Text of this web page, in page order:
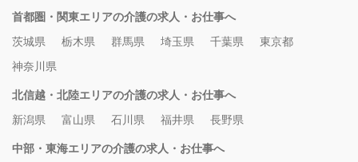
首都圏・関東エリアの介護の求人・お仕事へ
茨城県
栃木県 群馬県 埼玉県 千葉県
東京都
神奈川県
北信越・北陸エリアの介護の求人・お仕事へ
新潟県
富山県 石川県 福井県 長野県
中部・東海エリアの介護の求人・お仕事へ